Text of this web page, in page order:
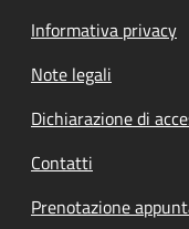
Informativa privacy
Note legali
Dichiarazione di
Contatti
Prenotazione